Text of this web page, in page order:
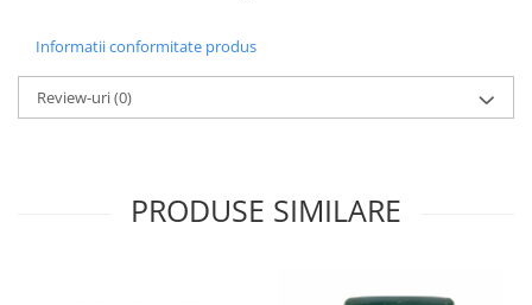
Zdrobitoare si teascuri
Zdrobitoare electrice & manuale
Informatii conformitate produs
Review-uri(0)
PRODUSE SIMILARE